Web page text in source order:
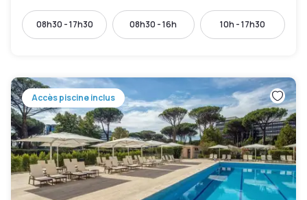
08h30 - 17h30 08h30 - 16h 10h - 17h30
Accès piscine inclus